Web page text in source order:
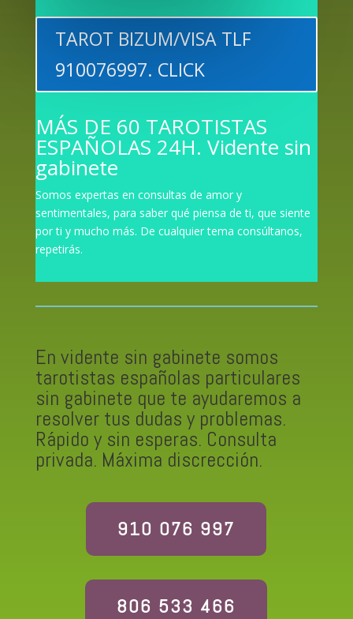
TAROT BIZUM/VISA TLF
910076997. CLICK
MÁS DE 60 TAROTISTAS
ESPAÑOLAS 24H. Vidente sin
gabinete
Somos expertas en consultas de amor y
sentimentales, para saber qué piensa de ti, que siente
por ti y mucho más. De cualquier tema consúltanos,
repetirás.
En vidente sin gabinete somos
tarotistas españolas particulares
sin gabinete que te ayudaremos a
resolver tus dudas y problemas.
Rápido y sin esperas. Consulta
privada. Máxima discrección.
910 076 997
806 533 466